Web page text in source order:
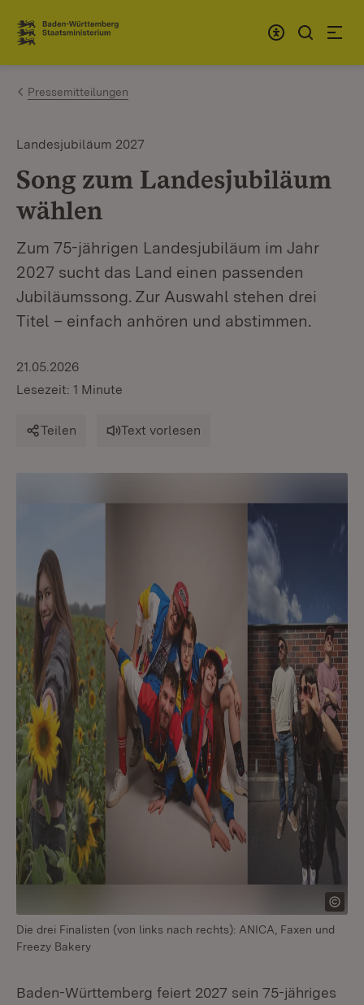
Zum Inhalt springen
Link zur Startseite
Pressemitteilungen
Landesjubiläum 2027
Song zum Landesjubiläum
wählen
Zum 75-jährigen Landesjubiläum im Jahr
2027 sucht das Land einen passenden
Jubiläumssong. Zur Auswahl stehen drei
Titel – einfach anhören und abstimmen.
21.05.2026
Lesezeit: 1 Minute
Teilen Text vorlesen
Die drei Finalisten (von links nach rechts): ANICA, Faxen und
Freezy Bakery
Baden-Württemberg feiert 2027 sein 75-jähriges